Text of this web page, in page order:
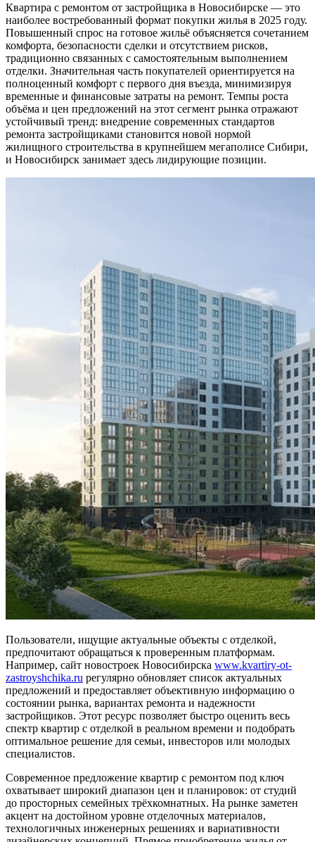
Квартира с ремонтом от застройщика в Новосибирске — это
наиболее востребованный формат покупки жилья в 2025 году.
Повышенный спрос на готовое жильё объясняется сочетанием
комфорта, безопасности сделки и отсутствием рисков,
традиционно связанных с самостоятельным выполнением
отделки. Значительная часть покупателей ориентируется на
полноценный комфорт с первого дня въезда, минимизируя
временные и финансовые затраты на ремонт. Темпы роста
объёма и цен предложений на этот сегмент рынка отражают
устойчивый тренд: внедрение современных стандартов
ремонта застройщиками становится новой нормой
жилищного строительства в крупнейшем мегаполисе Сибири,
и Новосибирск занимает здесь лидирующие позиции.
Пользователи, ищущие актуальные объекты с отделкой,
предпочитают обращаться к проверенным платформам.
Например, сайт новостроек Новосибирска www.kvartiry-ot-
zastroyshchika.ru регулярно обновляет список актуальных
предложений и предоставляет объективную информацию о
состоянии рынка, вариантах ремонта и надежности
застройщиков. Этот ресурс позволяет быстро оценить весь
спектр квартир с отделкой в реальном времени и подобрать
оптимальное решение для семьи, инвесторов или молодых
специалистов.
Современное предложение квартир с ремонтом под ключ
охватывает широкий диапазон цен и планировок: от студий
до просторных семейных трёхкомнатных. На рынке заметен
акцент на достойном уровне отделочных материалов,
технологичных инженерных решениях и вариативности